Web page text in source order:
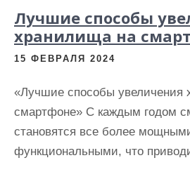
Лучшие способы
хранилища на
15 ФЕВРАЛЯ 2024
«Лучшие способы увеличения
смартфоне» С каждым годом
становятся все более
функциональными, что